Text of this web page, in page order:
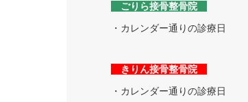
ごりら接骨整骨院
・カレンダー通りの診療日
きりん接骨整骨院
・カレンダー通りの診療日